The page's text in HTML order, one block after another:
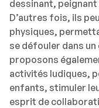
dessinant,
D’autres fois, ils
physiques,
se défouler dans
proposons
activités ludiques,
enfants, stimuler
esprit de